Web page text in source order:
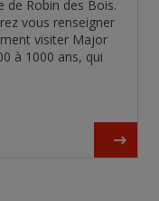
Robin des Bois.
vous renseigner
visiter Major
à 1000 ans, qui